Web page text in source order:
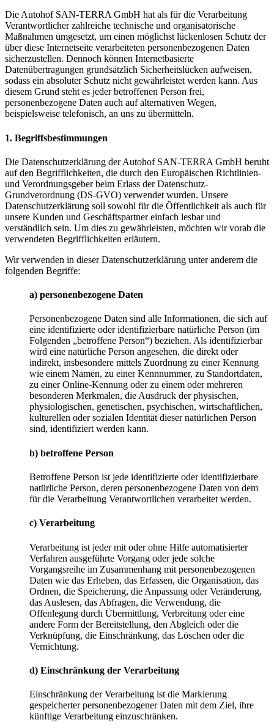
Die Autohof SAN-TERRA GmbH hat als für die Verarbeitung
Verantwortlicher zahlreiche technische und organisatorische
Maßnahmen umgesetzt, um einen möglichst lückenlosen Schutz der
über diese Internetseite verarbeiteten personenbezogenen Daten
sicherzustellen. Dennoch können Internetbasierte
Datenübertragungen grundsätzlich Sicherheitslücken aufweisen,
sodass ein absoluter Schutz nicht gewährleistet werden kann. Aus
diesem Grund steht es jeder betroffenen Person frei,
personenbezogene Daten auch auf alternativen Wegen,
beispielsweise telefonisch, an uns zu übermitteln.
1. Begriffsbestimmungen
Die Datenschutzerklärung der Autohof SAN-TERRA GmbH beruht
auf den Begrifflichkeiten, die durch den Europäischen Richtlinien-
und Verordnungsgeber beim Erlass der Datenschutz-
Grundverordnung (DS-GVO) verwendet wurden. Unsere
Datenschutzerklärung soll sowohl für die Öffentlichkeit als auch für
unsere Kunden und Geschäftspartner einfach lesbar und
verständlich sein. Um dies zu gewährleisten, möchten wir vorab die
verwendeten Begrifflichkeiten erläutern.
Wir verwenden in dieser Datenschutzerklärung unter anderem die
folgenden Begriffe:
a) personenbezogene Daten
Personenbezogene Daten sind alle Informationen, die sich auf
eine identifizierte oder identifizierbare natürliche Person (im
Folgenden „betroffene Person“) beziehen. Als identifizierbar
wird eine natürliche Person angesehen, die direkt oder
indirekt, insbesondere mittels Zuordnung zu einer Kennung
wie einem Namen, zu einer Kennnummer, zu Standortdaten,
zu einer Online-Kennung oder zu einem oder mehreren
besonderen Merkmalen, die Ausdruck der physischen,
physiologischen, genetischen, psychischen, wirtschaftlichen,
kulturellen oder sozialen Identität dieser natürlichen Person
sind, identifiziert werden kann.
b) betroffene Person
Betroffene Person ist jede identifizierte oder identifizierbare
natürliche Person, deren personenbezogene Daten von dem
für die Verarbeitung Verantwortlichen verarbeitet werden.
c) Verarbeitung
Verarbeitung ist jeder mit oder ohne Hilfe automatisierter
Verfahren ausgeführte Vorgang oder jede solche
Vorgangsreihe im Zusammenhang mit personenbezogenen
Daten wie das Erheben, das Erfassen, die Organisation, das
Ordnen, die Speicherung, die Anpassung oder Veränderung,
das Auslesen, das Abfragen, die Verwendung, die
Offenlegung durch Übermittlung, Verbreitung oder eine
andere Form der Bereitstellung, den Abgleich oder die
Verknüpfung, die Einschränkung, das Löschen oder die
Vernichtung.
d) Einschränkung der Verarbeitung
Einschränkung der Verarbeitung ist die Markierung
gespeicherter personenbezogener Daten mit dem Ziel, ihre
künftige Verarbeitung einzuschränken.